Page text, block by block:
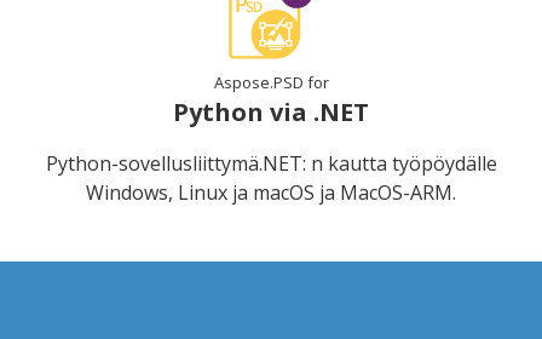
Aspose.PSD for
Python via .NET
Python-sovellusliittymä.NET: n kautta työpöydälle
Windows, Linux ja macOS ja MacOS-ARM.